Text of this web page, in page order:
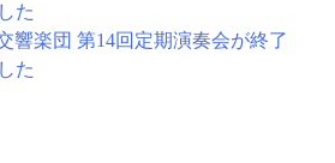
た
響楽団 第14回定期演奏会が終了
た